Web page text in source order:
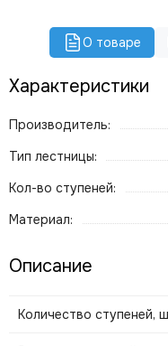
О товаре
Характеристики
Производитель:
Тип лестницы:
Кол-во ступеней:
Материал:
Описание
Количество ступеней,